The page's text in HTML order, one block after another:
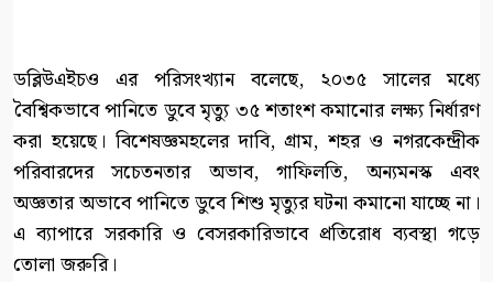
ডব্লিউএইচও এর পরিসংখ্যান বলেছে, ২০৩৫ সালের মধ্যে
বৈশ্বিকভাবে পানিতে ডুবে মৃত্যু ৩৫ শতাংশ কমানোর লক্ষ্য নির্ধারণ
করা হয়েছে। বিশেষজ্ঞমহলের দাবি, গ্রাম, শহর ও নগরকেন্দ্রীক
পরিবারদের সচেতনতার অভাব, গাফিলতি, অন্যমনস্ক এবং
অজ্ঞতার অভাবে পানিতে ডুবে শিশু মৃত্যুর ঘটনা কমানো যাচ্ছে না।
এ ব্যাপারে সরকারি ও বেসরকারিভাবে প্রতিরোধ ব্যবস্থা গড়ে
তোলা জরুরি।